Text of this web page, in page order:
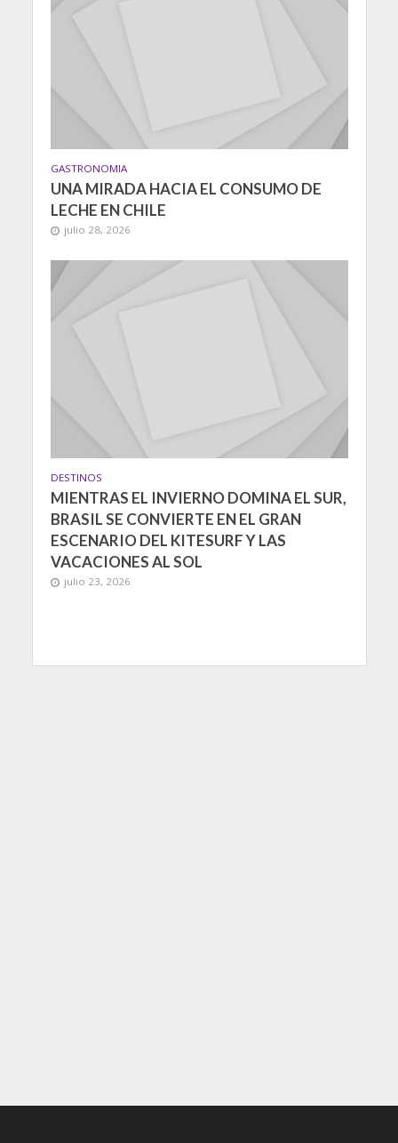
GASTRONOMIA
UNA MIRADA HACIA EL CONSUMO DE
LECHE EN CHILE
julio 28, 2026
DESTINOS
MIENTRAS EL INVIERNO DOMINA EL SUR,
BRASIL SE CONVIERTE EN EL GRAN
ESCENARIO DEL KITESURF Y LAS
VACACIONES AL SOL
julio 23, 2026